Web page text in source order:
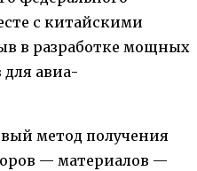
с китайскими
в разработке мощных
для авиа-
метод получения
— материалов —